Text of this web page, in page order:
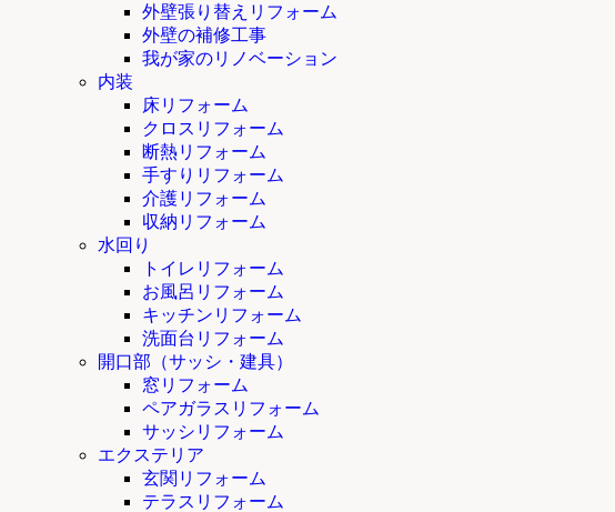
外壁張り替えリフォーム
外壁の補修工事
我が家のリノベーション
内装
床リフォーム
クロスリフォーム
断熱リフォーム
手すりリフォーム
介護リフォーム
収納リフォーム
水回り
トイレリフォーム
お風呂リフォーム
キッチンリフォーム
洗面台リフォーム
開口部（サッシ・建具）
窓リフォーム
ペアガラスリフォーム
サッシリフォーム
エクステリア
玄関リフォーム
テラスリフォーム